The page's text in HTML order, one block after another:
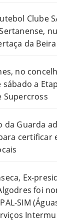
Clube
da
no
sábado a
Supercross
da Guarda
certificar
Ex-
foi
SIM